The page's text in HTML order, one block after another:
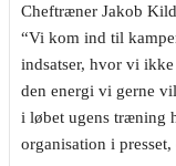
Cheftræner Jakob
“Vi kom ind til
indsatser, hvor vi
den energi vi gerne
i løbet ugens træning
organisation i